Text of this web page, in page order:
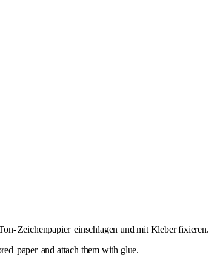
Zeichenpapier einschlagen und mit Kleber fixieren.
paper and attach them with glue.